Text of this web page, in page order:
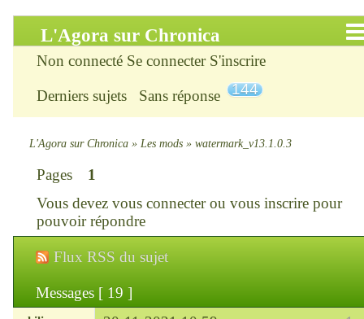
L'Agora sur Chronica
Accueil
Infos
Chercher
S’inscrire
Connexion
Chronica : le site
ChroniKat : les liens
Non connecté Se connecter S'inscrire
Derniers sujets Sans réponse 144
L'Agora sur Chronica » Les mods »watermark_v13.1.0.3
Pages
1
Vous devez vous connecterou vous inscrirepour
pouvoir répondre
Flux RSS du sujet
Messages [ 19 ]